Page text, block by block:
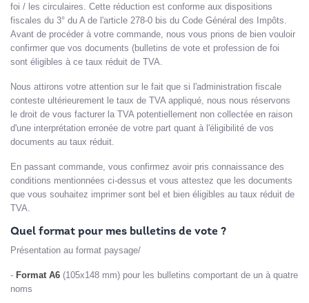
foi / les circulaires. Cette réduction est conforme aux dispositions
fiscales du 3° du A de l'article 278-0 bis du Code Général des Impôts.
Avant de procéder à votre commande, nous vous prions de bien vouloir
confirmer que vos documents (bulletins de vote et profession de foi
sont éligibles à ce taux réduit de TVA.
Nous attirons votre attention sur le fait que si l'administration fiscale
conteste ultérieurement le taux de TVA appliqué, nous nous réservons
le droit de vous facturer la TVA potentiellement non collectée en raison
d'une interprétation erronée de votre part quant à l'éligibilité de vos
documents au taux réduit.
En passant commande, vous confirmez avoir pris connaissance des
conditions mentionnées ci-dessus et vous attestez que les documents
que vous souhaitez imprimer sont bel et bien éligibles au taux réduit de
TVA.
Quel format pour mes bulletins de vote ?
Présentation au format paysage/
- Format A6 (105x148 mm) pour les bulletins comportant de un à quatre
noms